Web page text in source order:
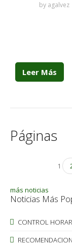
by agalvez
Leer Más
Páginas
1
más noticias
Noticias Más
CONTROL